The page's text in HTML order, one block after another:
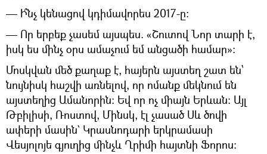
— Ի՞նչ կենացով կդիմավորես 2017-ը:
— Որ երբեք չասեմ այսպես. «Շուտով Նոր տարի է,
իսկ ես մինչ օրս ամաչում եմ անցածի համար»:
Մոսկվան մեծ քաղաք է, հայերն այստեղ շատ են՝
նույնիսկ հաշվի առնելով, որ ոմանք մեկնում են
այստեղից Ամանորին: Եվ որ ոչ միայն Երևան: Այլ
Թբիլիսի, Ռոստով, Մինսկ, էլ չասած Սև ծովի
ափերի մասին` Կրասնոդարի երկրամասի
Վեսյոլոյե գյուղից մինչև Ղրիմի հայտնի Ֆորոս: